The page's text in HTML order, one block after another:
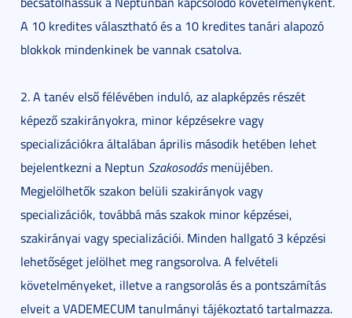
A 10 kredites választható és a 10 kredites tanári alapozó
blokkok mindenkinek be vannak csatolva.
2. A tanév első félévében induló, az alapképzés részét
képező szakirányokra, minor képzésekre vagy
specializációkra általában április második hetében lehet
bejelentkezni a Neptun Szakosodásmenüjében.
Megjelölhetők szakon belüli szakirányok vagy
specializációk, továbbá más szakok minor képzései,
szakirányai vagy specializációi.Minden hallgató 3 képzési
lehetőséget jelölhet meg rangsorolva. A felvételi
követelményeket, illetve a rangsorolás és a pontszámítás
elveit a VADEMECUM tanulmányi tájékoztató tartalmazza.